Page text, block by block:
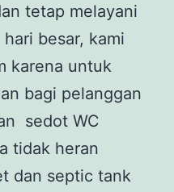
tetap melayani
besar, kami
karena untuk
bagi pelanggan
sedot WC
tidak heran
dan septic tank